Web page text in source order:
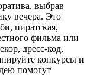
выбрав
вечера. Это
пиратская,
фильма или
дресс-код,
конкурсы и
помогут